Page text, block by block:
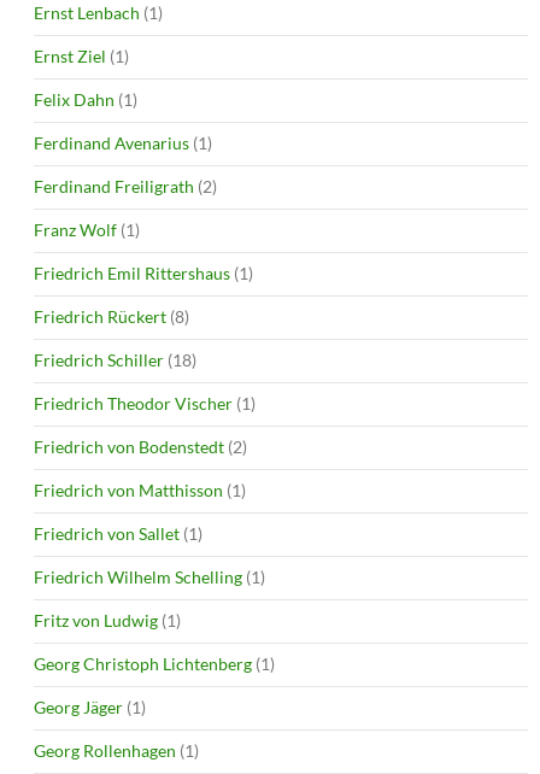
Ernst Lenbach (1)
Ernst Ziel (1)
Felix Dahn (1)
Ferdinand Avenarius (1)
Ferdinand Freiligrath (2)
Franz Wolf (1)
Friedrich Emil Rittershaus (1)
Friedrich Rückert (8)
Friedrich Schiller (18)
Friedrich Theodor Vischer (1)
Friedrich von Bodenstedt (2)
Friedrich von Matthisson (1)
Friedrich von Sallet (1)
Friedrich Wilhelm Schelling (1)
Fritz von Ludwig (1)
Georg Christoph Lichtenberg (1)
Georg Jäger (1)
Georg Rollenhagen (1)